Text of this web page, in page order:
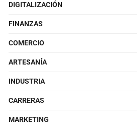
DIGITALIZACIÓN
FINANZAS
COMERCIO
ARTESANÍA
INDUSTRIA
CARRERAS
MARKETING